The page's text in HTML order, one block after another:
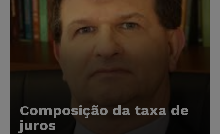
Composição da taxa de
juros